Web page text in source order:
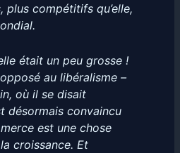
plus compétitifs qu’elle,
était un peu grosse !
au libéralisme –
où il se disait
désormais convaincu
est une chose
croissance. Et